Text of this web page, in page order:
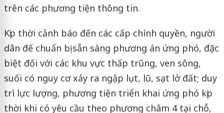
trên các phương tiện thông tin.
Kịp thời cảnh báo đến các cấp chính quyền, người
dân để chuẩn bị sẵn sàng phương án ứng phó, đặc
biệt đối với các khu vực thấp trũng, ven sông,
suối có nguy cơ xảy ra ngập lụt, lũ, sạt lở đất; duy
trì lực lượng, phương tiện triển khai ứng phó kịp
thời khi có yêu cầu theo phương châm 4 tại chỗ,